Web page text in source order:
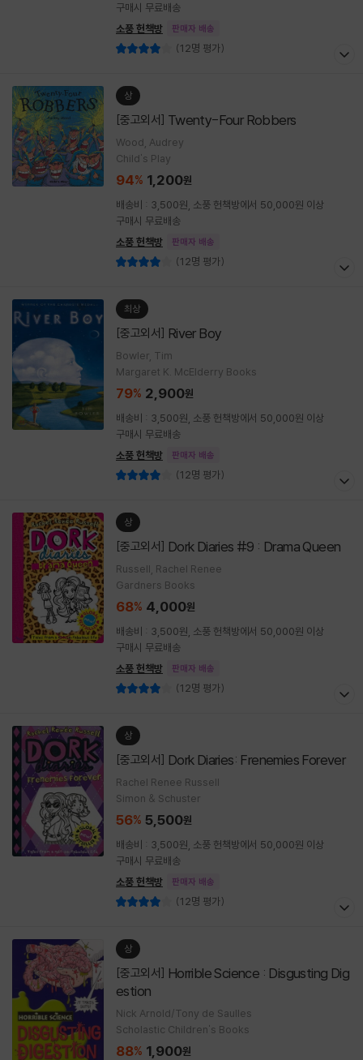
구매시 무료배송
소풍 헌책방
판매자 배송
(12명 평가)
상
[중고외서] Twenty-Four Robbers
Wood, Audrey
Child's Play
94% 1,200원
배송비 : 3,500원, 소풍 헌책방에서 50,000원 이상
구매시 무료배송
소풍 헌책방
판매자 배송
(12명 평가)
최상
[중고외서] River Boy
Bowler, Tim
Margaret K. McElderry Books
79% 2,900원
배송비 : 3,500원, 소풍 헌책방에서 50,000원 이상
구매시 무료배송
소풍 헌책방
판매자 배송
(12명 평가)
상
[중고외서] Dork Diaries #9 : Drama Queen
Russell, Rachel Renee
Gardners Books
68% 4,000원
배송비 : 3,500원, 소풍 헌책방에서 50,000원 이상
구매시 무료배송
소풍 헌책방
판매자 배송
(12명 평가)
상
[중고외서] Dork Diaries: Frenemies Forever
Rachel Renee Russell
Simon & Schuster
56% 5,500원
배송비 : 3,500원, 소풍 헌책방에서 50,000원 이상
구매시 무료배송
소풍 헌책방
판매자 배송
(12명 평가)
상
[중고외서]
estion
Nick Arnold/Tony de Saulles
Scholastic Children's Books
88% 1,900원